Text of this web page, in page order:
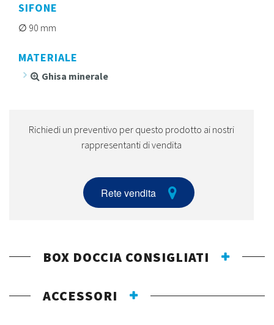
SIFONE
90 mm
MATERIALE
Ghisa minerale
Richiedi un preventivo per questo prodotto ai nostri
rappresentanti di vendita
Rete vendita
BOX DOCCIA CONSIGLIATI
ACCESSORI